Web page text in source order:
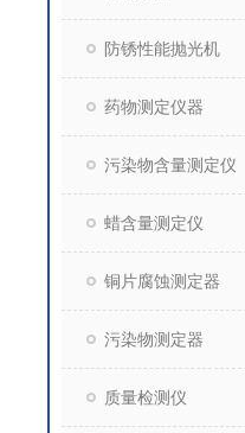
防锈性能抛光机
药物测定仪器
污染物含量测定仪
蜡含量测定仪
铜片腐蚀测定器
污染物测定器
质量检测仪